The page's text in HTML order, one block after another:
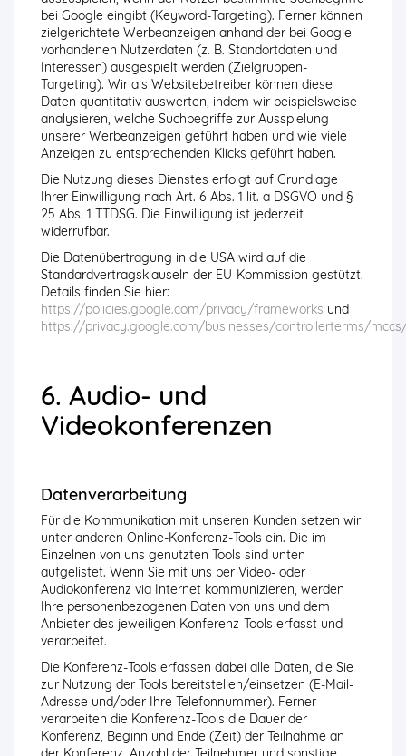
bei Google eingibt (Keyword-Targeting). Ferner können
zielgerichtete Werbeanzeigen anhand der bei Google
vorhandenen Nutzerdaten (z. B. Standortdaten und
Interessen) ausgespielt werden (Zielgruppen-
Targeting). Wir als Websitebetreiber können diese
Daten quantitativ auswerten, indem wir beispielsweise
analysieren, welche Suchbegriffe zur Ausspielung
unserer Werbeanzeigen geführt haben und wie viele
Anzeigen zu entsprechenden Klicks geführt haben.
Die Nutzung dieses Dienstes erfolgt auf Grundlage
Ihrer Einwilligung nach Art. 6 Abs. 1 lit. a DSGVO und §
25 Abs. 1 TTDSG. Die Einwilligung ist jederzeit
widerrufbar.
Die Datenübertragung in die USA wird auf die
Standardvertragsklauseln der EU-Kommission gestützt.
Details finden Sie hier:
https://policies.google.com/privacy/frameworks und
https://privacy.google.com/businesses/controllerterms/
6. Audio- und
Videokonferenzen
Datenverarbeitung
Für die Kommunikation mit unseren Kunden setzen wir
unter anderen Online-Konferenz-Tools ein. Die im
Einzelnen von uns genutzten Tools sind unten
aufgelistet. Wenn Sie mit uns per Video- oder
Audiokonferenz via Internet kommunizieren, werden
Ihre personenbezogenen Daten von uns und dem
Anbieter des jeweiligen Konferenz-Tools erfasst und
verarbeitet.
Die Konferenz-Tools erfassen dabei alle Daten, die Sie
zur Nutzung der Tools bereitstellen/einsetzen (E-Mail-
Adresse und/oder Ihre Telefonnummer). Ferner
verarbeiten die Konferenz-Tools die Dauer der
Konferenz, Beginn und Ende (Zeit) der Teilnahme an